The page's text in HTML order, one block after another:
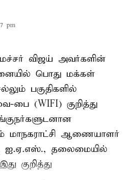
pm
விஜய் அவர்களின்
பொது மக்கள்
பகுதிகளில்
பை (WIFI) குறித்து
ஆணையாளர்
ஐ.ஏ.எஸ்., தலைமையில்
குறித்து